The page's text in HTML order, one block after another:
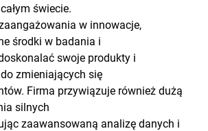
świecie.
w innowacje,
środki w badania i
swoje produkty i
zmieniających się
Firma przywiązuje również dużą
silnych
zaawansowaną analizę danych i